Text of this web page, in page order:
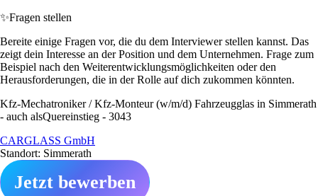
✨Fragen stellen
Bereite einige Fragen vor, die du dem Interviewer stellen kannst. Das
zeigt dein Interesse an der Position und dem Unternehmen. Frage zum
Beispiel nach den Weiterentwicklungsmöglichkeiten oder den
Herausforderungen, die in der Rolle auf dich zukommen könnten.
Kfz-Mechatroniker / Kfz-Monteur (w/m/d) Fahrzeugglas in Simmerath
- auch alsQuereinstieg - 3043
CARGLASS GmbH
Standort: Simmerath
Jetzt bewerben